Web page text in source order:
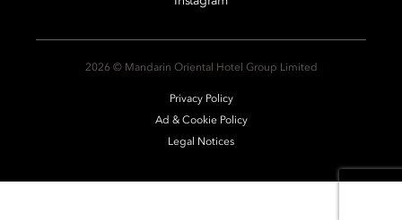
2026 © Mandarin Oriental Hotel Group Limited
Privacy Policy
Ad & Cookie Policy
Legal Notices